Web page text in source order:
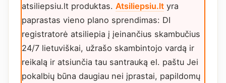
atsiliepsiu.lt produktas. Atsiliepsiu.lt yra
paprastas vieno plano sprendimas: DI
registratorė atsiliepia į įeinančius skambučius
24/7 lietuviškai, užrašo skambintojo vardą ir
reikalą ir atsiunčia tau santrauką el. paštu Jei
pokalbių būna daugiau nei įprastai, papildomų